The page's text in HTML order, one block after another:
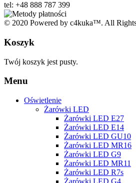
tel: +48 888 787 399
© 2020 Powered by c4kuka™. All
Koszyk
Twój koszyk jest pusty.
Menu
Oświetlenie
Żarówki LED
Żarówki LED E27
Żarówki LED E14
Żarówki LED GU10
Żarówki LED MR16
Żarówki LED G9
Żarówki LED MR11
Żarówki LED R7s
Żarówki LED G4